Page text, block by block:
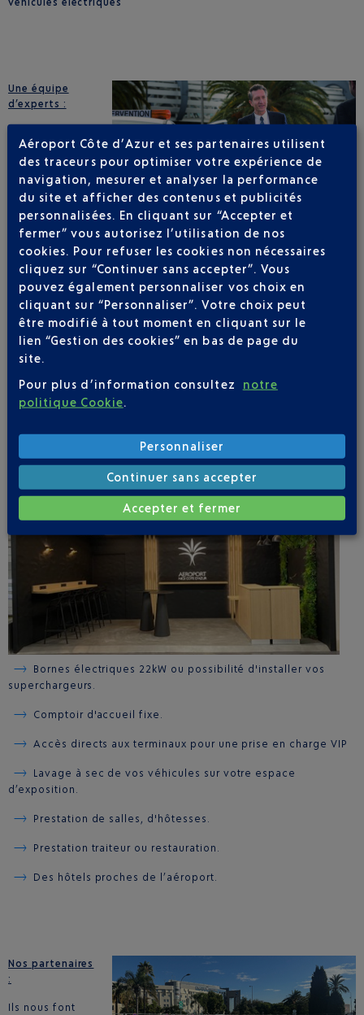
Une équipe
d’experts :
expérimentée
vous
accompagne
de la
conception à la
réalisation de
votre
évènement.
Nous vous apportons nos conseils, nos recommandations,
notre sens du service et du détail : interlocuteur commercial
dédié, une équipe opérationnelle et des équipes techniques.
Gagnez en disponibilité pour vous consacrer pleinement à
votre événement et à vos clients.
Vous bénéficiez d’un environnement et de prestations pour un
service d'excellence à vos invités :
Bornes électriques 22kW ou possibilité d'installer vos
superchargeurs.
Comptoir d'accueil fixe.
Accès directs aux terminaux pour une prise en charge VIP
Lavage à sec de vos véhicules sur votre espace
d’exposition.
Prestation de salles, d'hôtesses.
Prestation traiteur ou restauration.
Des hôtels proches de l’aéroport.
Nos partenaires
:
Ils nous font
Aéroport Côte d’Azur et ses partenaires utilisent
des traceurs pour optimiser votre expérience de
navigation, mesurer et analyser la performance
du site et afficher des contenus et publicités
personnalisées. En cliquant sur “Accepter et
fermer” vous autorisez l’utilisation de nos
cookies. Pour refuser les cookies non nécessaires
cliquez sur “Continuer sans accepter”. Vous
pouvez également personnaliser vos choix en
cliquant sur “Personnaliser”. Votre choix peut
être modifié à tout moment en cliquant sur le
lien “Gestion des cookies” en bas de page du
site.
Pour plus d’information consultez
notre
politique Cookie
Personnaliser
Continuer sans accepter
Accepter et fermer